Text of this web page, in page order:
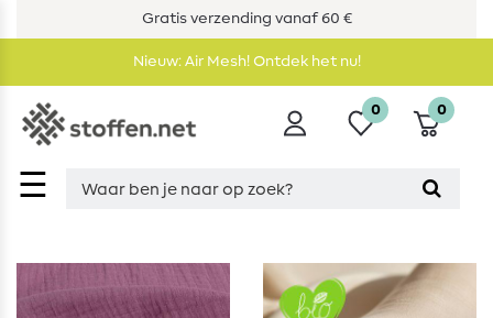
Gratis verzending vanaf 60 €
Nieuw: Air Mesh! Ontdek het nu!
☰
0 0